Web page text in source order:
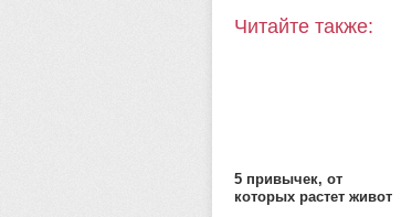
Читайте также:
5 привычек, от
которых растет живот